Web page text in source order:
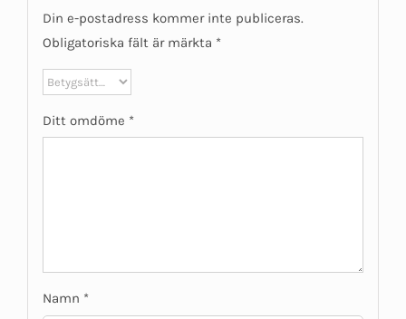
Din e-postadress kommer inte publiceras.
Obligatoriska fält är märkta *
Ditt omdöme *
Namn *